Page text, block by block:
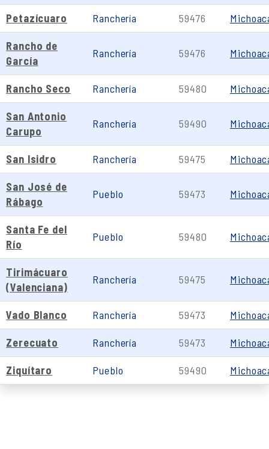
Petazícuaro Ranchería 59476
Rancho de
García
Ranchería 59476
Rancho Seco Ranchería 59480
San Antonio
Carupo
Ranchería 59490
San Isidro Ranchería 59475
San José de
Rábago
Pueblo 59473
Santa Fe del
Río
Pueblo 59480
Tirimácuaro
(Valenciana)
Ranchería 59475
Vado Blanco Ranchería 59473
Zerecuato Ranchería 59473
Ziquítaro Pueblo 59490